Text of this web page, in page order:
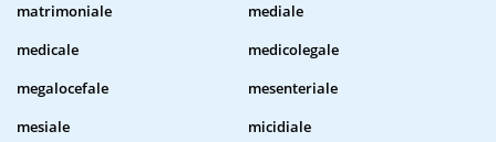
matrimoniale
mediale
medicale
medicolegale
megalocefale
mesenteriale
mesiale
micidiale